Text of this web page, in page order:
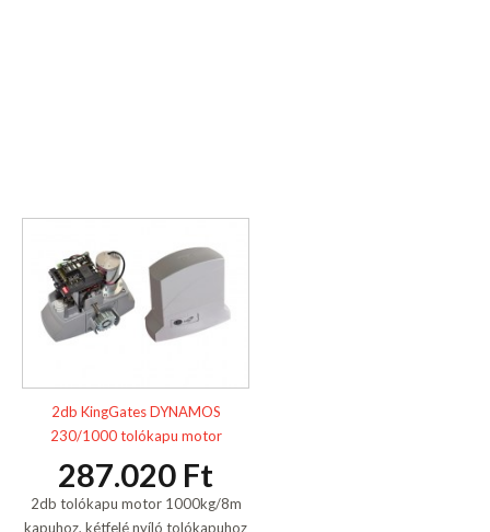
2db KingGates DYNAMOS
230/1000 tolókapu motor
287.020 Ft
2db tolókapu motor 1000kg/8m
kapuhoz, kétfelé nyíló tolókapuhoz